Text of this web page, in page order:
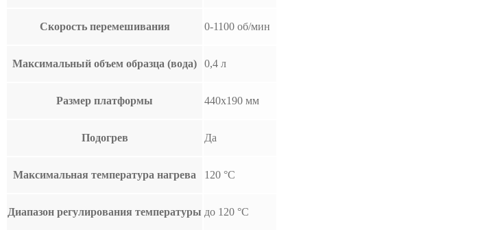
Скорость перемешивания 0-1100 об/мин
Максимальный объем образца (вода) 0,4 л
Размер платформы 440х190 мм
Подогрев Да
Максимальная температура нагрева 120 °С
Диапазон регулирования температуры до 120 °С